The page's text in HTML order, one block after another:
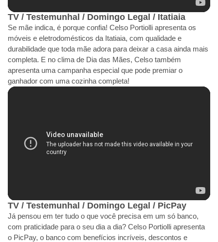
TV / Testemunhal / Domingo Legal / Itatiaia
Se mãe indica, é porque confia! Celso Portiolli apresenta os
móveis e eletrodomésticos da Itatiaia, com qualidade e
durabilidade que toda mãe adora para deixar a casa ainda mais
completa. E no clima de Dia das Mães, Celso também
apresenta uma campanha especial que pode premiar o
ganhador com uma cozinha completa!
TV / Testemunhal / Domingo Legal / PicPay
Já pensou em ter tudo o que você precisa em um só banco,
com praticidade para o seu dia a dia? Celso Portiolli apresenta
o PicPay, o banco com benefícios incríveis, descontos e